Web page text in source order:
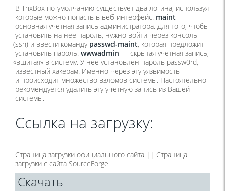
В TrixBox по-умолчанию существует два логина, используя
которые можно попасть в веб-интерфейс. maint —
основная учетная запись администратора. Для того, чтобы
установить на нее пароль, нужно войти через консоль
(ssh) и ввести команду passwd-maint, которая предложит
установить пароль. wwwadmin — скрытая учетная запись,
«вшитая» в систему. У нее установлен пароль passw0rd,
известный хакерам. Именно через эту уязвимость
и происходит множество взломов системы. Настоятельно
рекомендуется удалить эту учетную запись из Вашей
системы.
Ссылка на загрузку:
Страница загрузки официального сайта || Страница
загрузки с сайта SourceForge
Скачать